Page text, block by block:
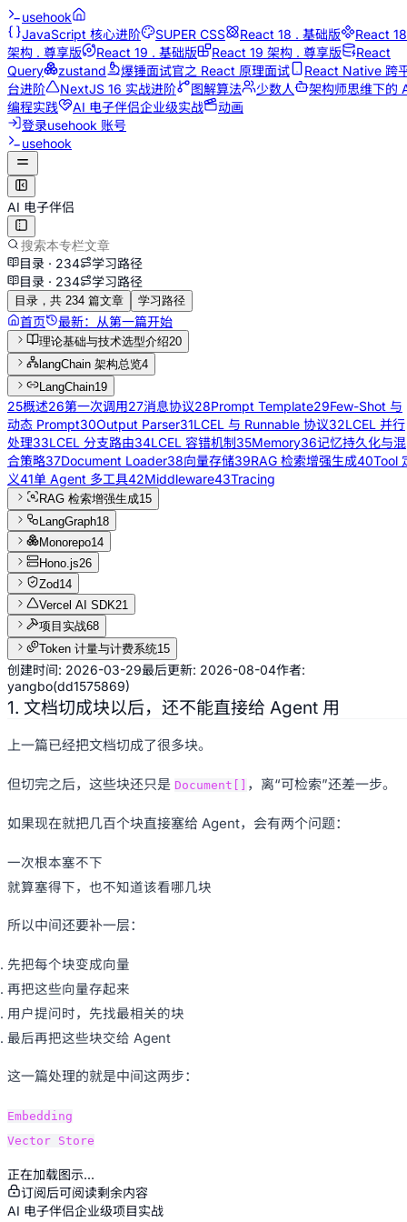
usehook
JavaScript 核心进阶
SUPER CSS React 18 . 基础版
React 18
架构 . 尊享版
React 19 . 基础版 React 19 架构 . 尊享版
React
Query
zustand 爆锤面试官之 React 原理面试
React Native 跨
台进阶
NextJS 16 实战进阶 图解算法 少数人
架构师思维下的
编程实践
AI 电子伴侣企业级实战
动画
登录usehook 账号
usehook
AI 电子伴侣
目录 · 234
学习路径
目录 · 234 学习路径
目录，共 234 篇文章 学习路径
首页 最新： 从第一篇开始
理论基础与技术选型介绍20
langChain 架构总览4
LangChain19
25概述26第一次调用27消息协议28Prompt Template29Few-Shot 与
动态 Prompt30Output Parser31LCEL 与 Runnable 协议32LCEL 并行
处理33LCEL 分支路由34LCEL 容错机制35Memory36记忆持久化与混
合策略37Document Loader38向量存储39RAG 检索增强生成40Tool
义41单 Agent 多工具42Middleware43Tracing
RAG 检索增强生成15
LangGraph18
Monorepo14
Hono.js26
Zod14
Vercel AI SDK21
项目实战68
Token 计量与计费系统15
创建时间: 2026-03-29最后更新: 2026-08-04作者:
yangbo(dd1575869)
1. 文档切成块以后，还不能直接给 Agent 用
上一篇已经把文档切成了很多块。
但切完之后，这些块还只是 Document[] ，离“可检索”还差一步。
如果现在就把几百个块直接塞给 Agent，会有两个问题：
一次根本塞不下
就算塞得下，也不知道该看哪几块
所以中间还要补一层：
先把每个块变成向量
再把这些向量存起来
用户提问时，先找最相关的块
最后再把这些块交给 Agent
这一篇处理的就是中间这两步：
Embedding
Vector Store
正在加载图示...
订阅后可阅读剩余内容
AI 电子伴侣企业级项目实战
0